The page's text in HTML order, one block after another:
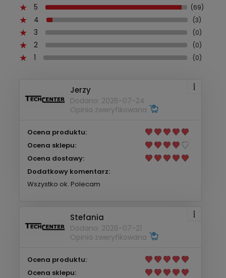
5
(69)
4 (3)
3 (0)
2 (0)
1 (0)
Jerzy
Dodano: 2026-07-24
Opinia zweryfikowana
Ocena produktu:
Ocena sklepu:
Ocena dostawy:
Dodatkowy komentarz:
Wszystko ok. Polecam
Stefania
Dodano: 2026-07-21
Opinia zweryfikowana
Ocena produktu:
Ocena sklepu: